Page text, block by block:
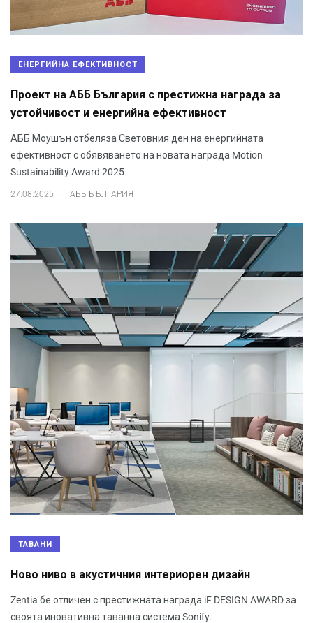
ЕНЕРГИЙНА ЕФЕКТИВНОСТ
Проект на АББ България с престижна награда за
устойчивост и енергийна ефективност
АББ Моушън отбеляза Световния ден на енергийната
ефективност с обявяването на новата награда Motion
Sustainability Award 2025
27.08.2025 . АББ БЪЛГАРИЯ
ТАВАНИ
Ново ниво в акустичния интериорен дизайн
Zentia бе отличен с престижната награда iF DESIGN AWARD за
своята иновативна таванна система Sonify.